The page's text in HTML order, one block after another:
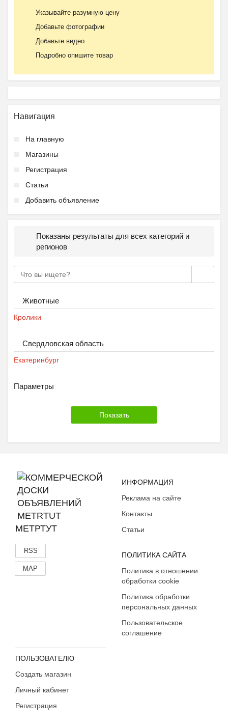
Указывайте разумную цену
Добавьте фотографии
Добавьте видео
Подробно опишите товар
Навигация
На главную
Магазины
Регистрация
Статьи
Добавить объявление
Показаны результаты для всех категорий и
регионов
Животные
Кролики
Свердловская область
Екатеринбург
Параметры
МЕТРТУТ
RSS
MAP
ИНФОРМАЦИЯ
Реклама на сайте
Контакты
Статьи
ПОЛИТИКА САЙТА
Политика в отношении
обработки cookie
Политика обработки
персональных данных
Пользовательское
соглашение
ПОЛЬЗОВАТЕЛЮ
Создать магазин
Личный кабинет
Регистрация